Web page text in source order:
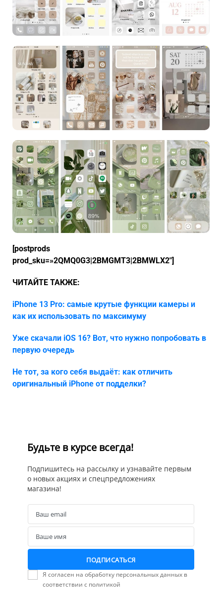
[postprods
prod_sku=»2QMQ0G3|2BMGMT3|2BMWLX2″]
ЧИТАЙТЕ ТАКЖЕ:
iPhone 13 Pro: самые крутые функции камеры и
как их использовать по максимуму
Уже скачали iOS 16? Вот, что нужно попробовать в
первую очередь
Не тот, за кого себя выдаёт: как отличить
оригинальный iPhone от подделки?
Будьте в курсе всегда!
Подпишитесь на рассылку и узнавайте первым
о новых акциях и спецпредложениях
магазина!
Ваш email
Ваше имя
ПОДПИСАТЬСЯ
Я согласен на обработку персональных данных в
соответствии с политикой